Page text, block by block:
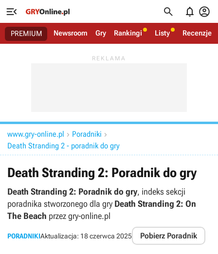
   
PREMIUM Newsroom Gry Rankingi Listy Recenzje
www.gry-online.pl  Poradniki 
Death Stranding 2 - poradnik do gry
Death Stranding 2: Poradnik do gry
Death Stranding 2: Poradnik do gry, indeks sekcji
poradnika stworzonego dla gry Death Stranding 2: On
The Beach przez gry-online.pl
PORADNIKIAktualizacja: 18 czerwca 2025 Pobierz Poradnik